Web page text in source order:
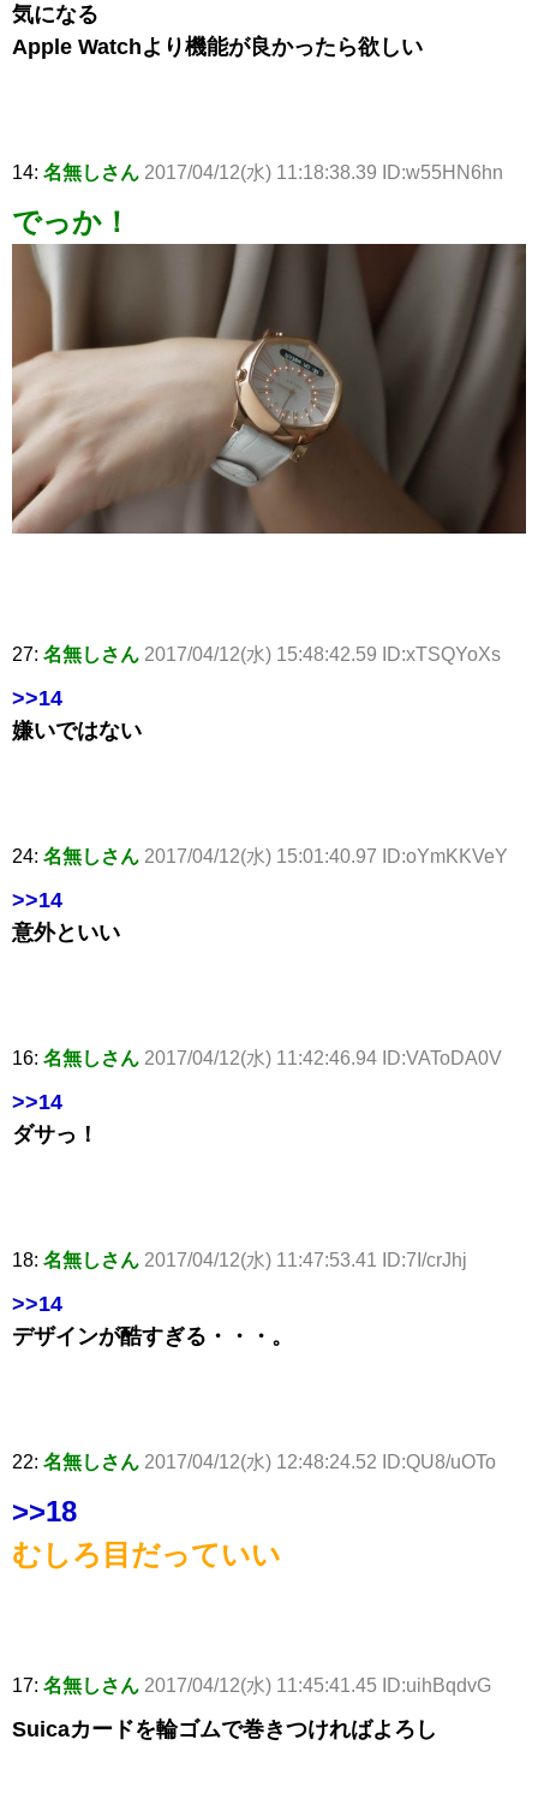
気になる
Apple Watchより機能が良かったら欲しい
14: 名無しさん 2017/04/12(水) 11:18:38.39 ID:w55HN6hn
でっか！
27: 名無しさん 2017/04/12(水) 15:48:42.59 ID:xTSQYoXs
>>14
嫌いではない
24: 名無しさん 2017/04/12(水) 15:01:40.97 ID:oYmKKVeY
>>14
意外といい
16: 名無しさん 2017/04/12(水) 11:42:46.94 ID:VAToDA0V
>>14
ダサっ！
18: 名無しさん 2017/04/12(水) 11:47:53.41 ID:7I/crJhj
>>14
デザインが酷すぎる・・・。
22: 名無しさん 2017/04/12(水) 12:48:24.52 ID:QU8/uOTo
>>18
むしろ目だっていい
17: 名無しさん 2017/04/12(水) 11:45:41.45 ID:uihBqdvG
Suicaカードを輪ゴムで巻きつければよろし